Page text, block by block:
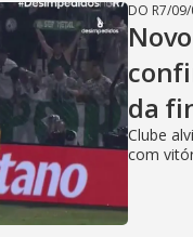
DO R7/
da
Clube
com